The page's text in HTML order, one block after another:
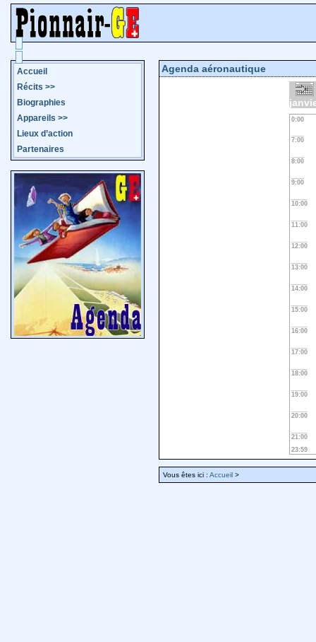
Accueil
Récits >>
Biographies
Appareils >>
Lieux d’action
Partenaires
Agenda aéronautique
0:00
7:00
8:00
9:00
10:00
11:00
12:00
13:00
14:00
15:00
16:00
17:00
18:00
19:00
20:00
21:00
23:59
Vous êtes ici : Accueil >